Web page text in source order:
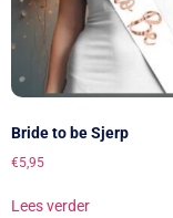
Bride to be Sjerp
€5,95
Lees verder